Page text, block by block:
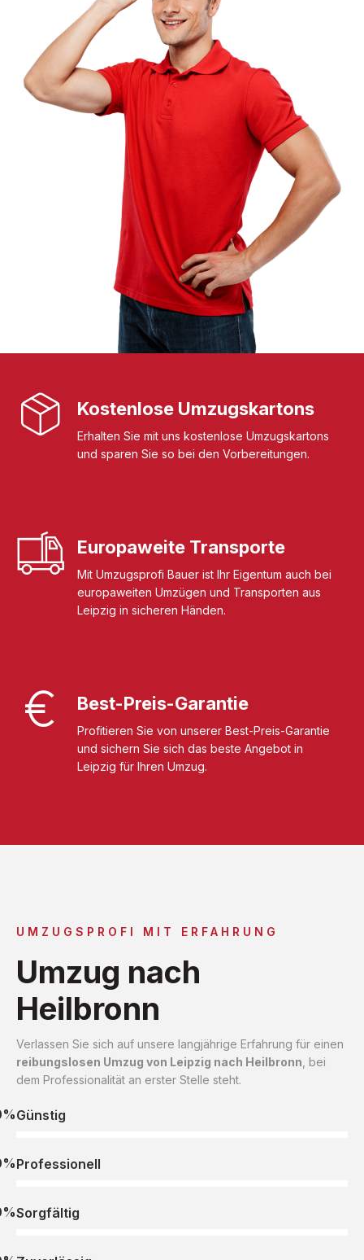
Kostenlose Umzugskartons
Erhalten Sie mit uns kostenlose Umzugskartons
und sparen Sie so bei den Vorbereitungen.
Europaweite Transporte
Mit Umzugsprofi Bauer ist Ihr Eigentum auch bei
europaweiten Umzügen und Transporten aus
Leipzig in sicheren Händen.
Best-Preis-Garantie
Profitieren Sie von unserer Best-Preis-Garantie
und sichern Sie sich das beste Angebot in
Leipzig für Ihren Umzug.
UMZUGSPROFI MIT ERFAHRUNG
Umzug nach
Heilbronn
Verlassen Sie sich auf unsere langjährige Erfahrung für einen
reibungslosen Umzug von Leipzig nach Heilbronn , bei
dem Professionalität an erster Stelle steht.
Günstig
Professionell
Sorgfältig